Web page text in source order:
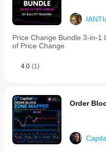
Price Change Bundle 3-in-1
of Price Change
4.0 (1)
Order